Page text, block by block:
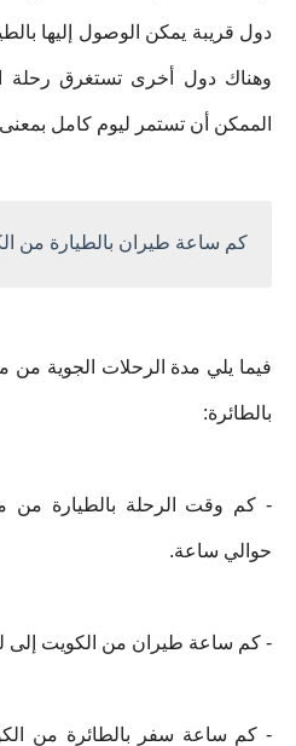
دول قريبة يمكن الوصول إليها
وهناك دول أخرى تستغرق رحلة
الممكن أن تستمر ليوم كامل بمعنى 24 ساعة تقريبًا.
كم ساعة طيران بالطيارة من
فيما يلي مدة الرحلات الجوية
بالطائرة:
- كم وقت الرحلة بالطيارة من
حوالي ساعة.
- كم ساعة طيران من الكويت إلى لندن: